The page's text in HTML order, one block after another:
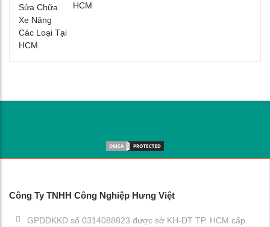
HCM
Công Ty TNHH Công Nghiệp Hưng Việt
GPDDKKD số 0314088823 được sở KH-ĐT TP. HCM cấp